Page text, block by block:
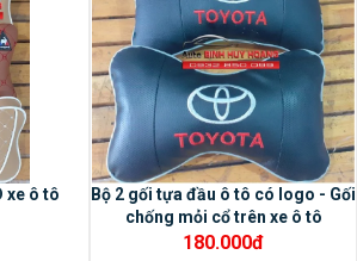
Pro X3 có bộ nhớ Ram 2G, bộ nhớ trong
32G, chip 8 nhân, bảo hành 18 tháng- Màn
hình Android Oled Pro X3 sử dụng không
giới hạn các ứng dụng trong cửa hàng CH
play- Màn hình IPS, cảm biến rất thông
minh, cảnh báo được đóng cửa bị hở
không khít ngay trên màn hình.- Hỗ trợ
camera AHD siêu rõ nét cho độ phân giải
Full HD 1920x1080p, chất lượng cao hơn
xe ô tô
Bộ 2 gối tựa đầu ô tô có logo - Gối
chống mỏi cổ trên xe ô tô
180.000đ